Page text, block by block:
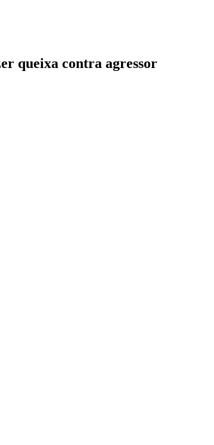
queixa contra agressor